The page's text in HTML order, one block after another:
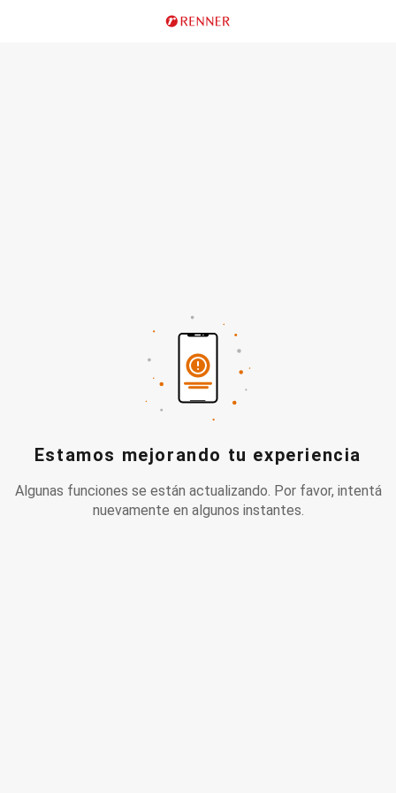
Estamos mejorando tu experiencia
Algunas funciones se están actualizando. Por favor, intentá
nuevamente en algunos instantes.